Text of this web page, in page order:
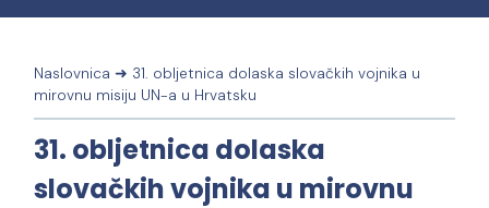
Naslovnica ➜ 31. obljetnica dolaska slovačkih vojnika u
mirovnu misiju UN-a u Hrvatsku
31. obljetnica dolaska
slovačkih vojnika u mirovnu